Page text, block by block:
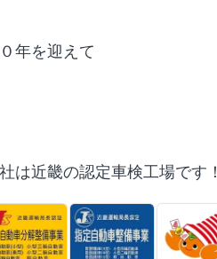
年を迎えて
は近畿の認定車検工場です！